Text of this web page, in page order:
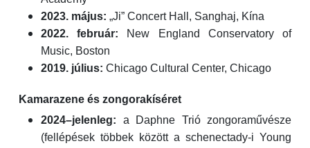
2023. május: „Ji” Concert Hall, Sanghaj, Kína
2022. február: New England Conservatory of
Music, Boston
2019. július: Chicago Cultural Center, Chicago
Kamarazene és zongorakíséret
2024–jelenleg: a Daphne Trió zongoraművésze
(fellépések többek között a schenectady-i Young